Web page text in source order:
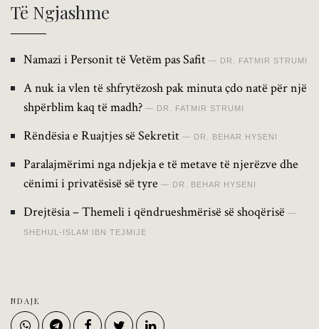
Të Ngjashme
Namazi i Personit të Vetëm pas Safit DR. FATMIR STRUMI
A nuk ia vlen të shfrytëzosh pak minuta çdo natë për një
shpërblim kaq të madh?
DR. FATMIR STRUMI
Rëndësia e Ruajtjes së Sekretit DR. BEHAR HYSENI
Paralajmërimi nga ndjekja e të metave të njerëzve dhe
cënimi i privatësisë së tyre
DR. BEHAR HYSENI
Drejtësia – Themeli i qëndrueshmërisë së shoqërisë
SHEHUL-ISLAM IBN TEJMIJE
NDAJE